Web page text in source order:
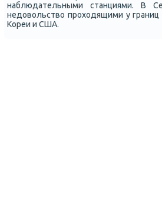
наблюдательными станциями. В
недовольство прοходящими у
Кореи и США.